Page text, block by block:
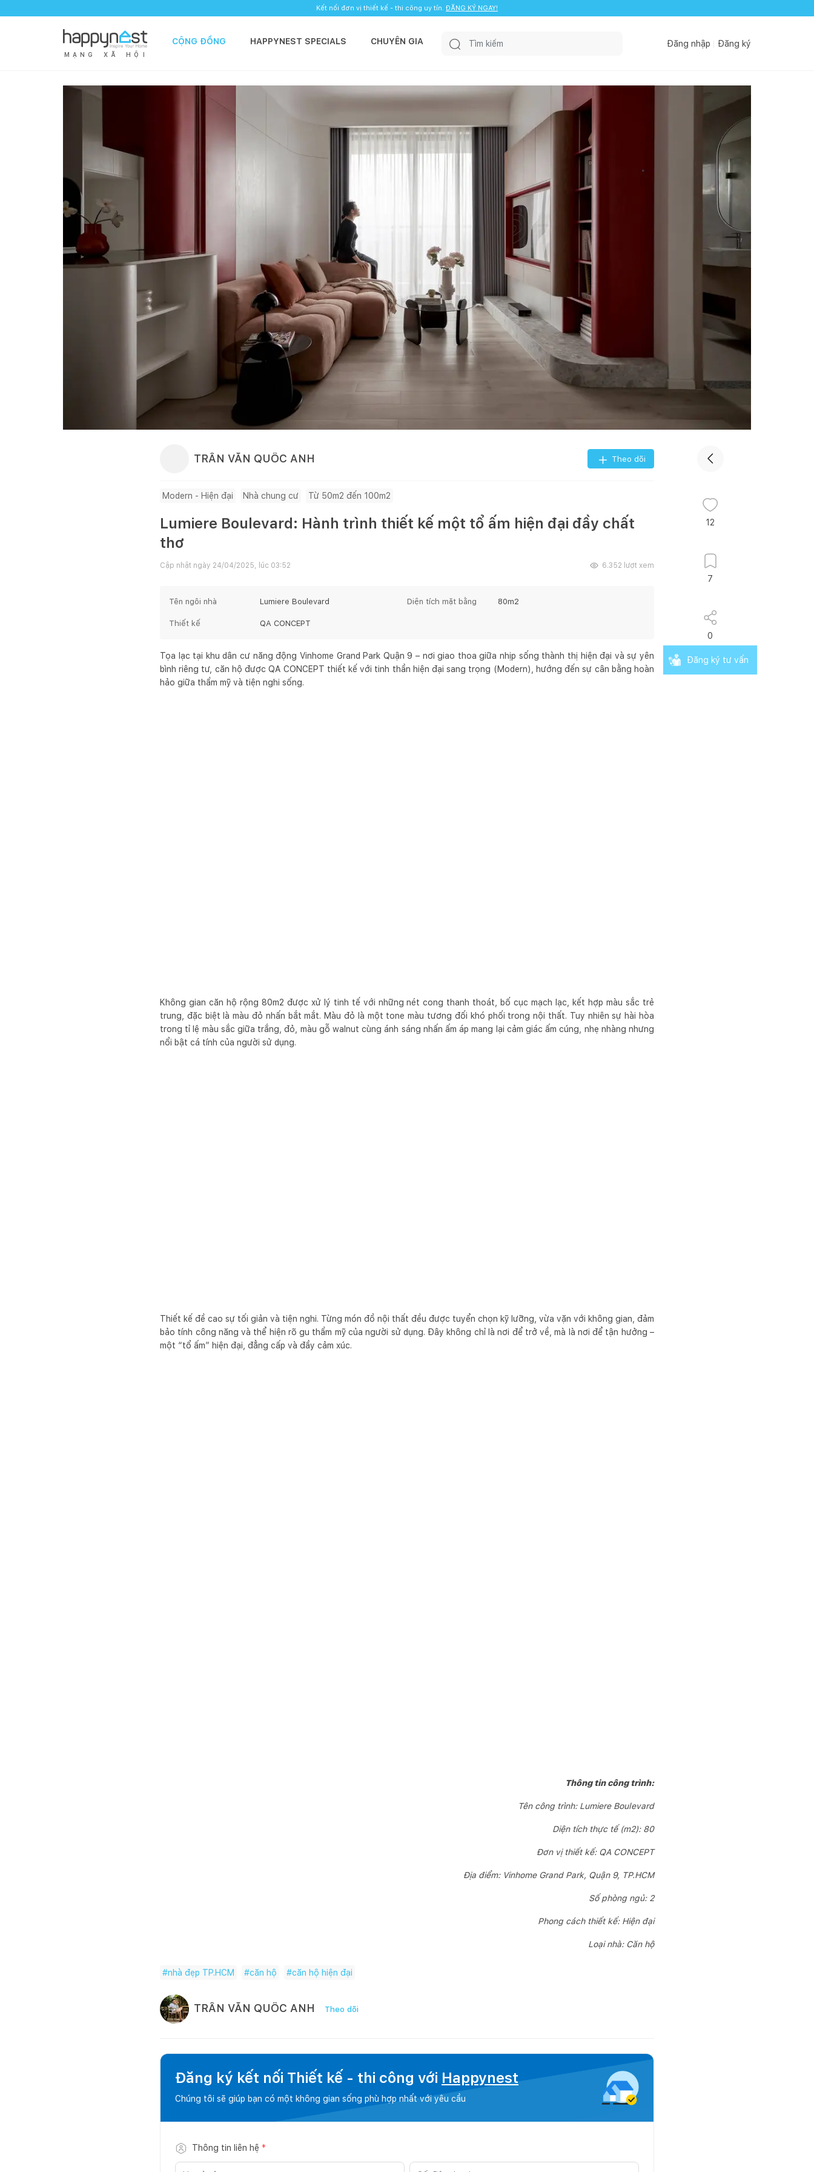
Kết nối đơn vị thiết kế - thi công uy tín. ĐĂNG KÝ NGAY!
M Ạ N G X Ã H Ộ I
CỘNG ĐỒNG HAPPYNEST SPECIALS CHUYÊN GIA Đăng nhập Đăng ký
TRẦN VĂN QUỐC ANH Theo dõi
Modern - Hiện đại Nhà chung cư Từ 50m2 đến 100m2
Lumiere Boulevard: Hành trình thiết kế một tổ ấm hiện đại đầy chất
thơ
Cập nhật ngày 24/04/2025, lúc 03:52 6.352 lượt xem
Tên ngôi nhà Lumiere Boulevard Diện tích mặt bằng 80m2
Thiết kế QA CONCEPT
Tọa lạc tại khu dân cư năng động Vinhome Grand Park Quận 9 – nơi giao thoa giữa nhịp sống thành thị hiện đại và sự yên
bình riêng tư, căn hộ được QA CONCEPT thiết kế với tinh thần hiện đại sang trọng (Modern), hướng đến sự cân bằng hoàn
hảo giữa thẩm mỹ và tiện nghi sống.
Không gian căn hộ rộng 80m2 được xử lý tinh tế với những nét cong thanh thoát, bố cục mạch lạc, kết hợp màu sắc trẻ
trung, đặc biệt là màu đỏ nhấn bắt mắt. Màu đỏ là một tone màu tương đối khó phối trong nội thất. Tuy nhiên sự hài hòa
trong tỉ lệ màu sắc giữa trắng, đỏ, màu gỗ walnut cùng ánh sáng nhấn ấm áp mang lại cảm giác ấm cúng, nhẹ nhàng nhưng
nổi bật cá tính của người sử dụng.
Thiết kế đề cao sự tối giản và tiện nghi. Từng món đồ nội thất đều được tuyển chọn kỹ lưỡng, vừa vặn với không gian, đảm
bảo tính công năng và thể hiện rõ gu thẩm mỹ của người sử dụng. Đây không chỉ là nơi để trở về, mà là nơi để tận hưởng –
một “tổ ấm” hiện đại, đẳng cấp và đầy cảm xúc.
Thông tin công trình:
Tên công trình: Lumiere Boulevard
Diện tích thực tế (m2): 80
Đơn vị thiết kế: QA CONCEPT
Địa điểm: Vinhome Grand Park, Quận 9, TP.HCM
Số phòng ngủ: 2
Phong cách thiết kế: Hiện đại
Loại nhà: Căn hộ
#nhà đẹp TP.HCM #căn hộ #căn hộ hiện đại
TRẦN VĂN QUỐC ANH Theo dõi
Đăng ký kết nối Thiết kế - thi công với Happynest
Chúng tôi sẽ giúp bạn có một không gian sống phù hợp nhất với yêu cầu
Thông tin liên hệ *
12
7
0
Đăng ký tư vấn